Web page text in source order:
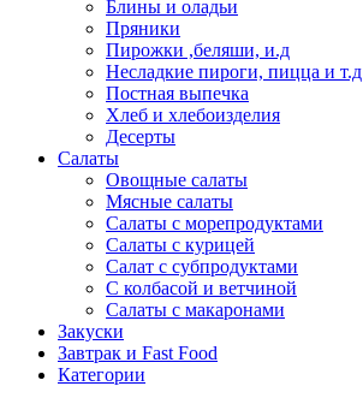
Блины и оладьи
Пряники
Пирожки ,беляши, и.д
Несладкие пироги, пицца и т.д
Постная выпечка
Хлеб и хлебоизделия
Десерты
Салаты
Овощные салаты
Мясные салаты
Салаты с морепродуктами
Салаты с курицей
Салат с субпродуктами
С колбасой и ветчиной
Салаты с макаронами
Закуски
Завтрак и Fast Food
Категории